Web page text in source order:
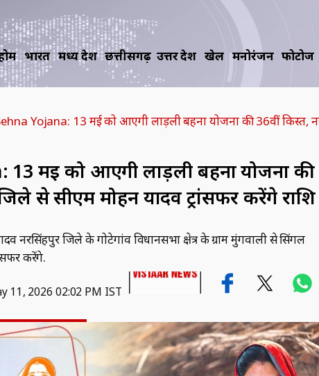
भारत मध्य प्रदेश छत्तीसगढ़ उत्तर प्रदेश खेल मनोरंजन फोटोज
Yojana: 13 मई को आएगी लाड़ली बहना योजना की 36वीं किस्‍त,
मई को आएगी लाड़ली बहना योजना की
से सीएम मोहन यादव ट्रांसफर करेंगे राशि
नरसिंहपुर जिले के गोटेगांव विधानसभा क्षेत्र के ग्राम मुंगवाली से सिंगल
करेंगे.
11, 2026 02:02 PM IST